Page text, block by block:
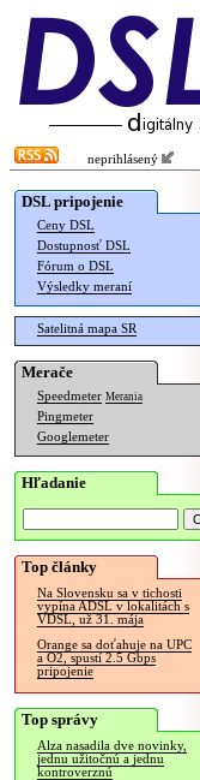
neprihlásený
DSL pripojenie
Ceny DSL
Dostupnosť DSL
Fórum o DSL
Výsledky meraní
Satelitná mapa SR
Merače
Speedmeter Merania
Pingmeter
Googlemeter
Hľadanie
Top články
Na Slovensku sa v tichosti
vypína ADSL v lokalitách s
VDSL, už 31. mája
Orange sa doťahuje na UPC
a O2, spustí 2.5 Gbps
pripojenie
Top správy
Alza nasadila dve novinky,
jednu užitočnú a jednu
kontroverznú